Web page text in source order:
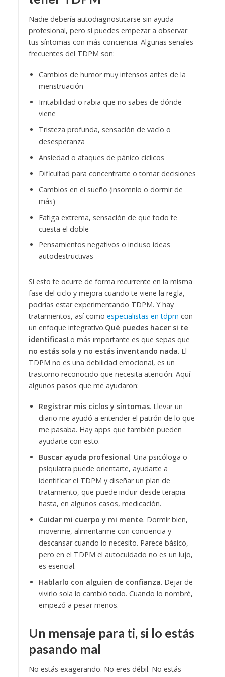
Nadie debería autodiagnosticarse sin ayuda
profesional, pero sí puedes empezar a observar
tus síntomas con más conciencia. Algunas señales
frecuentes del TDPM son:
Cambios de humor muy intensos antes de la
menstruación
Irritabilidad o rabia que no sabes de dónde
viene
Tristeza profunda, sensación de vacío o
desesperanza
Ansiedad o ataques de pánico cíclicos
Dificultad para concentrarte o tomar decisiones
Cambios en el sueño (insomnio o dormir de
más)
Fatiga extrema, sensación de que todo te
cuesta el doble
Pensamientos negativos o incluso ideas
autodestructivas
Si esto te ocurre de forma recurrente en la misma
fase del ciclo y mejora cuando te viene la regla,
podrías estar experimentando TDPM. Y hay
tratamientos, así como especialistas en tdpm con
un enfoque integrativo.Qué puedes hacer si te
identificasLo más importante es que sepas que
no estás sola y no estás inventando nada. El
TDPM no es una debilidad emocional, es un
trastorno reconocido que necesita atención. Aquí
algunos pasos que me ayudaron:
Registrar mis ciclos y síntomas. Llevar un
diario me ayudó a entender el patrón de lo que
me pasaba. Hay apps que también pueden
ayudarte con esto.
Buscar ayuda profesional. Una psicóloga o
psiquiatra puede orientarte, ayudarte a
identificar el TDPM y diseñar un plan de
tratamiento, que puede incluir desde terapia
hasta, en algunos casos, medicación.
Cuidar mi cuerpo y mi mente. Dormir bien,
moverme, alimentarme con conciencia y
descansar cuando lo necesito. Parece básico,
pero en el TDPM el autocuidado no es un lujo,
es esencial.
Hablarlo con alguien de confianza. Dejar de
vivirlo sola lo cambió todo. Cuando lo nombré,
empezó a pesar menos.
Un mensaje para ti, si lo estás
pasando mal
No estás exagerando. No eres débil. No estás